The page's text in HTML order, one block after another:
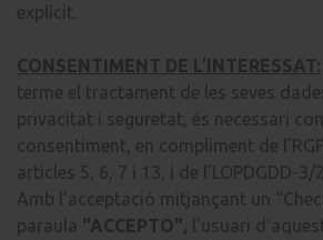
explícit.
CONSENTIMENT DE L’INTERESSAT:
terme el tractament de les seves
privacitat i seguretat, és necessari
consentiment, en compliment de
articles 5, 6, 7 i 13, i de l’LOPDGDD-3/
Amb l’acceptació mitjançant un
paraula "ACCEPTO", l’usuari